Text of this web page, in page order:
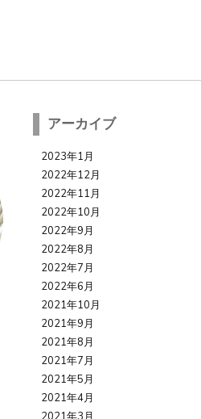
アーカイブ
2023年1月
2022年12月
2022年11月
2022年10月
2022年9月
2022年8月
2022年7月
2022年6月
2021年10月
2021年9月
2021年8月
2021年7月
2021年5月
2021年4月